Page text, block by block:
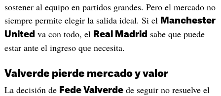
sostener al equipo en partidos grandes. Pero el mercado no
siempre permite elegir la salida ideal. Si el Manchester
United va con todo, el Real Madrid sabe que puede
estar ante el ingreso que necesita.
Valverde pierde mercado y valor
La decisión de Fede Valverdede seguir no resuelve el